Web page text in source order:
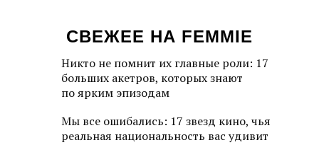
СВЕЖЕЕ НА FEMMIE
Никто не помнит их главные роли: 17
больших акетров, которых знают
по ярким эпизодам
Мы все ошибались: 17 звезд кино, чья
реальная национальность вас удивит